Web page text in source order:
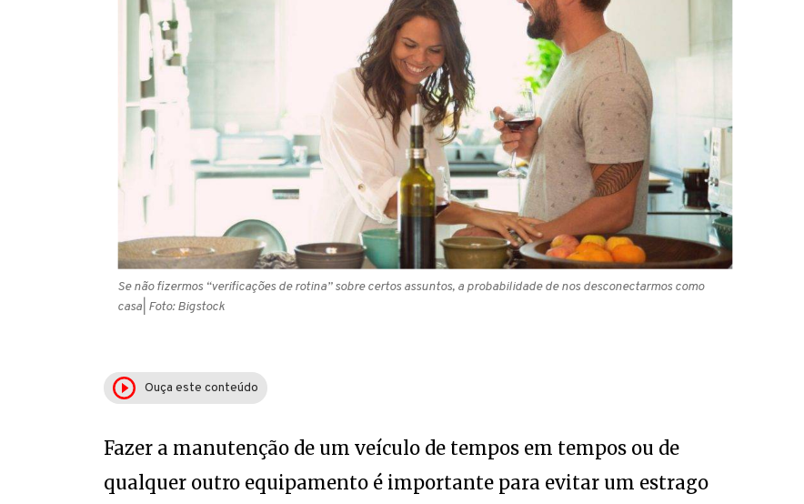
Se não fizermos “verificações de rotina” sobre certos assuntos, a probabilidade de nos desconectarmos como
casa| Foto: Bigstock
Ouça este conteúdo
Fazer a manutenção de um veículo de tempos em tempos ou de
qualquer outro equipamento é importante para evitar um estrago